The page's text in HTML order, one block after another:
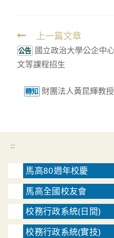
Read
more
articles
上一篇文章
公告 國立政治大學公企中
文等課程招生
轉知 財團法人黃昆輝教
:::
馬高80週年校慶
馬高全國校友會
校務行政系統(日間)
校務行政系統(實技)